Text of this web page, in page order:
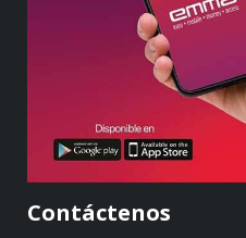
Contáctenos